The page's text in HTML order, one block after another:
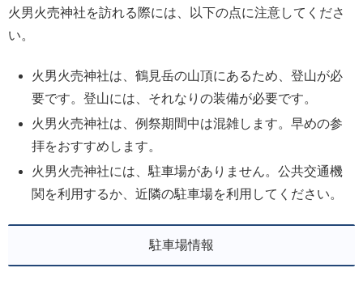
火男火売神社を訪れる際には、以下の点に注意してくださ
い。
火男火売神社は、鶴見岳の山頂にあるため、登山が必
要です。登山には、それなりの装備が必要です。
火男火売神社は、例祭期間中は混雑します。早めの参
拝をおすすめします。
火男火売神社には、駐車場がありません。公共交通機
関を利用するか、近隣の駐車場を利用してください。
駐車場情報